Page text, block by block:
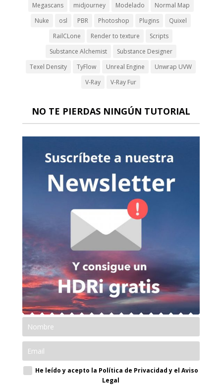
Megascans midjourney Modelado
Normal Map
Nuke
osl PBR Photoshop Plugins
Quixel
RailCLone
Render to texture
Scripts
Substance Alchemist
Substance Designer
Texel Density
TyFlow Unreal Engine
Unwrap UVW
V-Ray
V-Ray Fur
NO TE PIERDAS NINGÚN TUTORIAL
He leído y acepto la Política de Privacidad y el Aviso
Legal